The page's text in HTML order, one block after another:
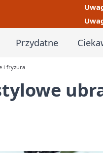
Przydatne
i fryzura